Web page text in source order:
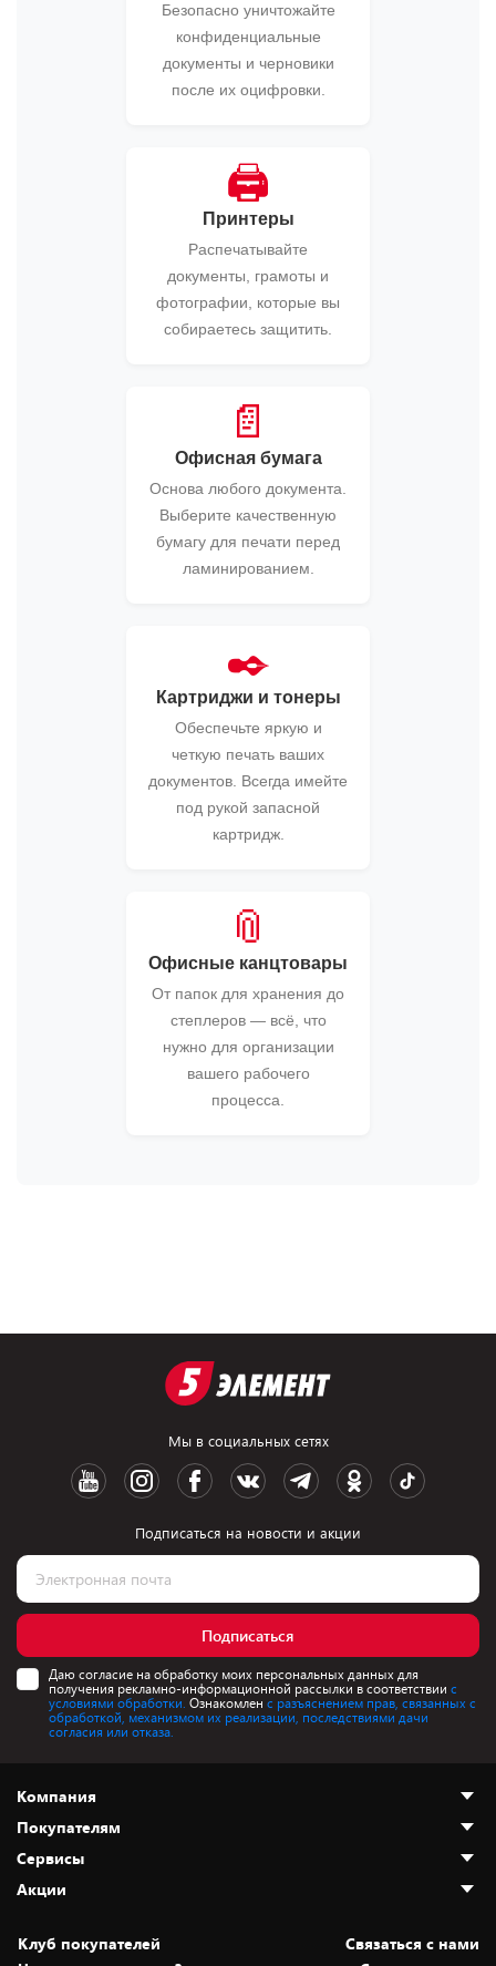
Безопасно уничтожайте
конфиденциальные
документы и черновики
после их оцифровки.
🖨️
Принтеры
Распечатывайте
документы, грамоты и
фотографии, которые вы
собираетесь защитить.
📄
Офисная бумага
Основа любого документа.
Выберите качественную
бумагу для печати перед
ламинированием.
✒️
Картриджи и тонеры
Обеспечьте яркую и
четкую печать ваших
документов. Всегда имейте
под рукой запасной
картридж.
📎
Офисные канцтовары
От папок для хранения до
степлеров — всё, что
нужно для организации
вашего рабочего
процесса.
Мы в социальных сетях
Подписаться на новости и акции
Подписаться
Даю согласие на обработку моих персональных данных для
получения рекламно-информационной рассылки в соответствии с
условиями обработки. Ознакомлен с разъяснением прав, связанных с
обработкой, механизмом их реализации, последствиями дачи
согласия или отказа.
Компания
О нас
Адреса магазинов
Новости
Статьи и обзоры
Покупателям
Как сделать заказ
Оплата и доставка
Безналичный расчёт
Сервисы
Установка техники
Акции
Скидки и промокоды
Клуб покупателей
Cвязаться с нами